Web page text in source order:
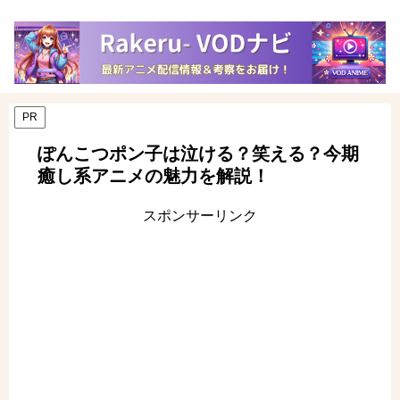
PR
ぽんこつポン子は泣ける？笑える？今期
癒し系アニメの魅力を解説！
スポンサーリンク